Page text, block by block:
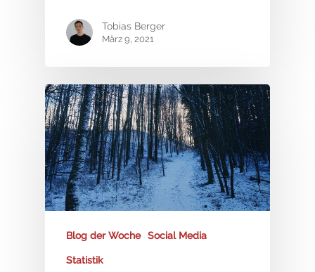
Tobias Berger
März 9, 2021
Blog der Woche Social Media
Statistik